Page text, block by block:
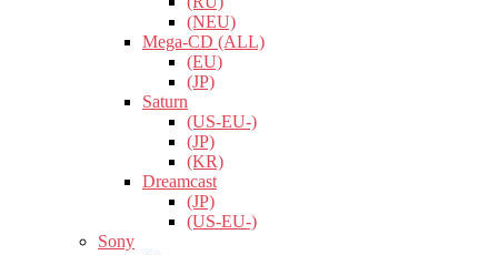
(NEU)
Mega-CD (ALL)
(EU)
(JP)
Saturn
(US-EU-)
(JP)
(KR)
Dreamcast
(JP)
(US-EU-)
Sony